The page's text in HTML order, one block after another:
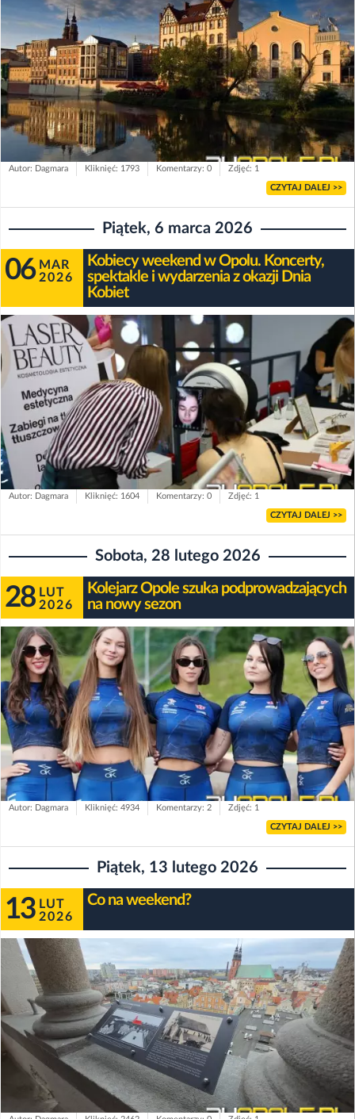
Autor: Dagmara Kliknięć: 1793 Komentarzy: 0 Zdjęć: 1
CZYTAJ DALEJ >>
Piątek, 6 marca 2026
06 MAR
2026
Kobiecy weekend w Opolu. Koncerty,
spektakle i wydarzenia z okazji Dnia
Kobiet
Autor: Dagmara Kliknięć: 1604 Komentarzy: 0 Zdjęć: 1
CZYTAJ DALEJ >>
Sobota, 28 lutego 2026
28 LUT
2026
Kolejarz Opole szuka podprowadzających
na nowy sezon
Autor: Dagmara Kliknięć: 4934 Komentarzy: 2 Zdjęć: 1
CZYTAJ DALEJ >>
Piątek, 13 lutego 2026
13 LUT
2026
Co na weekend?